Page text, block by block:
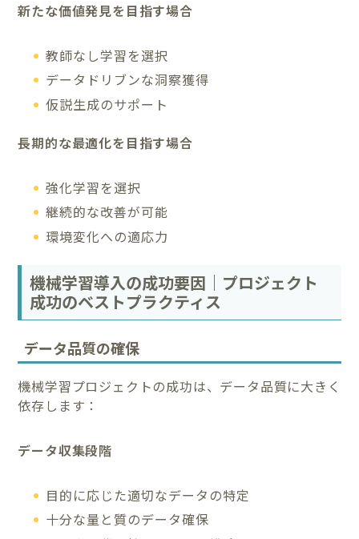
新たな価値発見を目指す場合
教師なし学習を選択
データドリブンな洞察獲得
仮説生成のサポート
長期的な最適化を目指す場合
強化学習を選択
継続的な改善が可能
環境変化への適応力
機械学習導入の成功要因｜プロジェクト
成功のベストプラクティス
データ品質の確保
機械学習プロジェクトの成功は、データ品質に大きく
依存します：
データ収集段階
目的に応じた適切なデータの特定
十分な量と質のデータ確保